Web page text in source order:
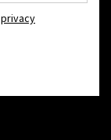
privacy